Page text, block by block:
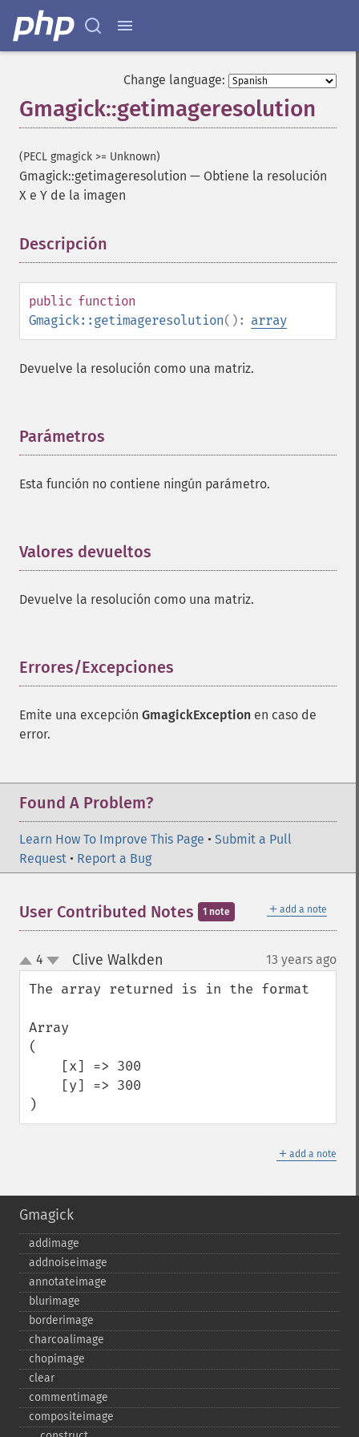
Change language:
Gmagick::getimageresolution
(PECL gmagick >= Unknown)
Gmagick::getimageresolution — Obtiene la resolución
X e Y de la imagen
Descripción
public function
Gmagick::getimageresolution(): array
Devuelve la resolución como una matriz.
Parámetros
Esta función no contiene ningún parámetro.
Valores devueltos
Devuelve la resolución como una matriz.
Errores/Excepciones
Emite una excepción GmagickException en caso de
error.
Found A Problem?
Learn How To Improve This Page • Submit a Pull
Request • Report a Bug
＋ add a note
User Contributed Notes 1 note
up
down
4 Clive Walkden 13 years ago
The array returned is in the format
Array
(
)
＋ add a note
Gmagick
addimage
addnoiseimage
annotateimage
blurimage
borderimage
charcoalimage
chopimage
clear
commentimage
compositeimage